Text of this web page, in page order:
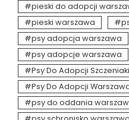
pieski do adopcji
pieski warszawa
psy adopcja warszawa
psy adopcje warszawa
Psy Do Adopcji Szczeniaki
Psy Do Adopcji
psy do oddania